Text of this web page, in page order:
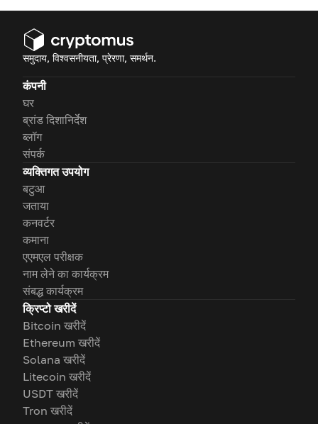
समुदाय, विश्वसनीयता, प्रेरणा, समर्थन.
कंपनी
घर
ब्रांड दिशानिर्देश
ब्लॉग
संपर्क
व्यक्तिगत उपयोग
बटुआ
जताया
कनवर्टर
कमाना
एएमएल परीक्षक
नाम लेने का कार्यक्रम
संबद्ध कार्यक्रम
क्रिप्टो खरीदें
Bitcoin खरीदें
Ethereum खरीदें
Solana खरीदें
Litecoin खरीदें
USDT खरीदें
Tron खरीदें